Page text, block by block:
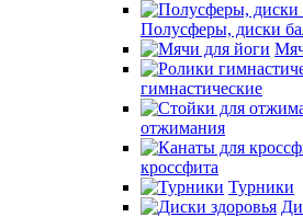
Полусферы, диски
гимнастические
отжимания
кроссфита
Турники